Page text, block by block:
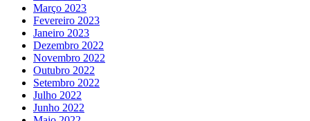
Março 2023
Fevereiro 2023
Janeiro 2023
Dezembro 2022
Novembro 2022
Outubro 2022
Setembro 2022
Julho 2022
Junho 2022